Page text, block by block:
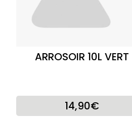
ARROSOIR 10L VERT
14,90€